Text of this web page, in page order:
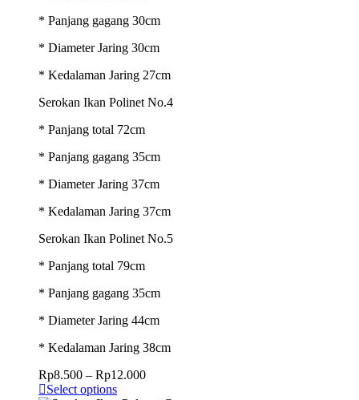
* Panjang gagang 30cm
* Diameter Jaring 30cm
* Kedalaman Jaring 27cm
Serokan Ikan Polinet No.4
* Panjang total 72cm
* Panjang gagang 35cm
* Diameter Jaring 37cm
* Kedalaman Jaring 37cm
Serokan Ikan Polinet No.5
* Panjang total 79cm
* Panjang gagang 35cm
* Diameter Jaring 44cm
* Kedalaman Jaring 38cm
Rp8.500 – Rp12.000
Select options